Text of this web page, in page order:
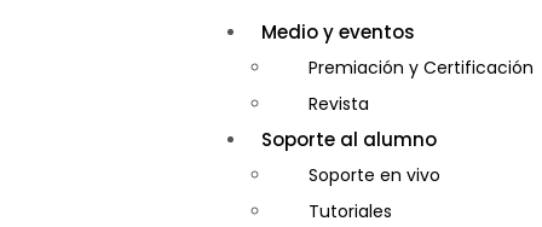
Entrenador Personal y
Gastronomía
Gestor de Crédito y
Guía de Turismo
Inglés Americano
Marketing y Publicidad
Medio y eventos
Premiación y Certificación
Revista
Soporte al alumno
Soporte en vivo
Tutoriales